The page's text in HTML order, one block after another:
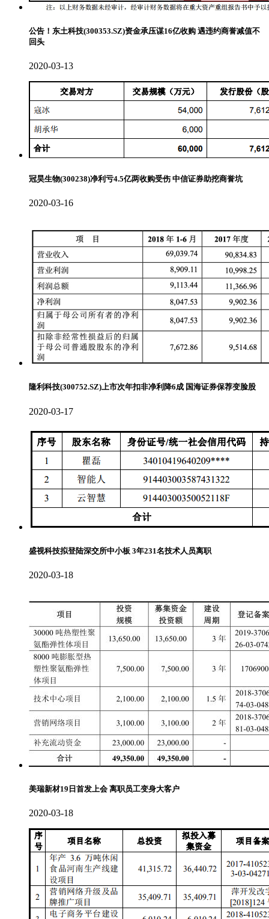
公告！东土科技(300353.SZ)资金承压谋16亿收购 遇违约商誉减值不
回头
2020-03-13
冠昊生物(300238)净利亏4.5亿两收购受伤 中信证券助挖商誉坑
2020-03-16
隆利科技(300752.SZ)上市次年扣非净利降6成 国海证券保荐变脸股
2020-03-17
盛视科技拟登陆深交所中小板 3年231名技术人员离职
2020-03-18
美瑞新材19日首发上会 离职员工变身大客户
2020-03-18